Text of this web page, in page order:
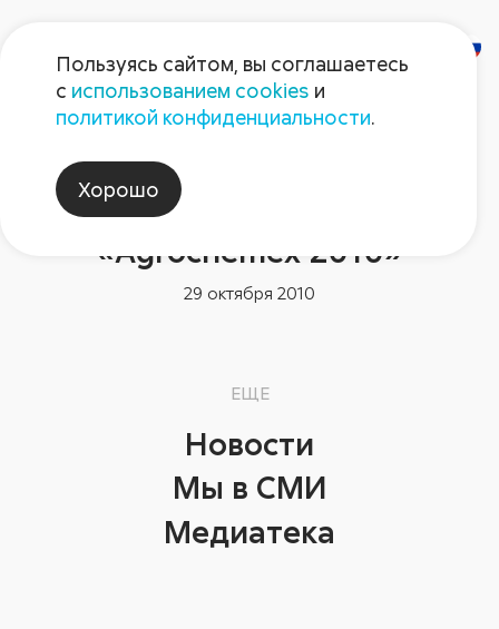
Новости компании
Завершила работу 10-я
международная выставка
«Agrochemex 2010»
29 октября 2010
ЕЩЕ
Новости
Мы в СМИ
Медиатека
Пользуясь сайтом, вы соглашаетесь
с использованием cookies и
политикой конфиденциальности.
Хорошо